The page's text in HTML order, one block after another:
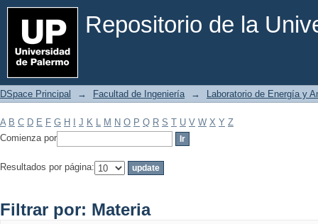
Repositorio de la
Filtrar por: Materia
DSpace Principal → Facultad de Ingeniería → Laboratorio de Energía y
A B C D E F G H J K L M N O P Q R S T U V W X Y Z
Comienza por
Resultados por página:
Filtrar por: Materia